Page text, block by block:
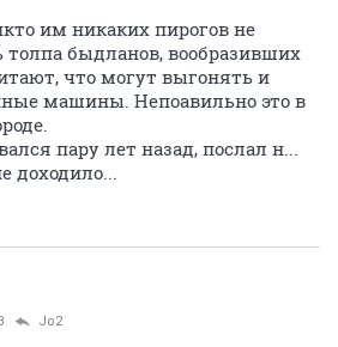
им никаких пирогов не
толпа быдланов, вообразивших
что могут выгонять и
машины. Непоавильно это в
пару лет назад, послал н...
доходило...
Jo2